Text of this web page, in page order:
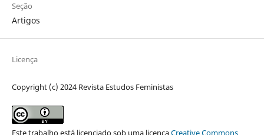
Seção
Artigos
Licença
Copyright (c) 2024 Revista Estudos Feministas
Este trabalho está licenciado sob uma licençaCreative Commons